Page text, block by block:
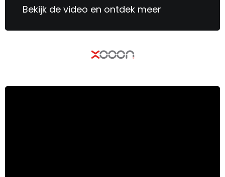
Bekijk de video en ontdek meer